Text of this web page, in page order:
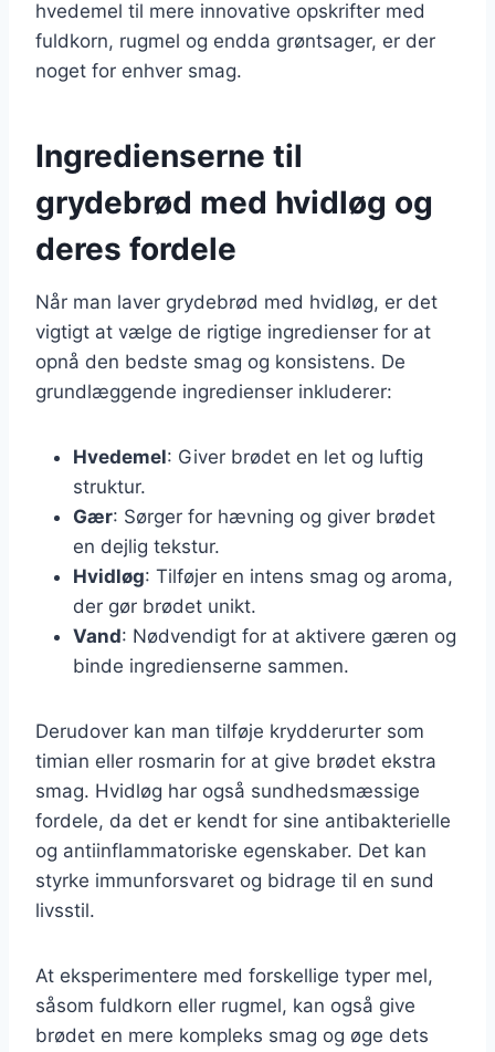
hvedemel til mere innovative opskrifter med
fuldkorn, rugmel og endda grøntsager, er der
noget for enhver smag.
Ingredienserne til
grydebrød med hvidløg og
deres fordele
Når man laver grydebrød med hvidløg, er det
vigtigt at vælge de rigtige ingredienser for at
opnå den bedste smag og konsistens. De
grundlæggende ingredienser inkluderer:
Hvedemel: Giver brødet en let og luftig
struktur.
Gær: Sørger for hævning og giver brødet
en dejlig tekstur.
Hvidløg: Tilføjer en intens smag og aroma,
der gør brødet unikt.
Vand: Nødvendigt for at aktivere gæren og
binde ingredienserne sammen.
Derudover kan man tilføje krydderurter som
timian eller rosmarin for at give brødet ekstra
smag. Hvidløg har også sundhedsmæssige
fordele, da det er kendt for sine antibakterielle
og antiinflammatoriske egenskaber. Det kan
styrke immunforsvaret og bidrage til en sund
livsstil.
At eksperimentere med forskellige typer mel,
såsom fuldkorn eller rugmel, kan også give
brødet en mere kompleks smag og øge dets